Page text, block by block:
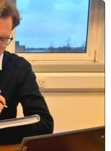
tra
xin
Mẫn